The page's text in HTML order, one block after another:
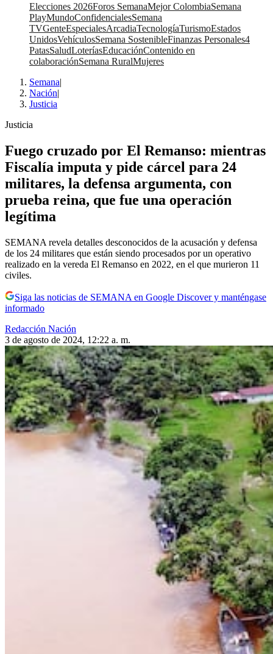
Elecciones 2026Foros SemanaMejor ColombiaSemana
PlayMundoConfidencialesSemana
TVGenteEspecialesArcadiaTecnologíaTurismoEstados
UnidosVehículosSemana SostenibleFinanzas Personales4
PatasSaludLoteríasEducaciónContenido en
colaboraciónSemana RuralMujeres
Semana|
Nación|
Justicia
Justicia
Fuego cruzado por El Remanso: mientras
Fiscalía imputa y pide cárcel para 24
militares, la defensa argumenta, con
prueba reina, que fue una operación
legítima
SEMANA revela detalles desconocidos de la acusación y defensa
de los 24 militares que están siendo procesados por un operativo
realizado en la vereda El Remanso en 2022, en el que murieron 11
civiles.
Siga las noticias de SEMANA en Google Discover y manténgase
informado
Redacción Nación
3 de agosto de 2024, 12:22 a. m.